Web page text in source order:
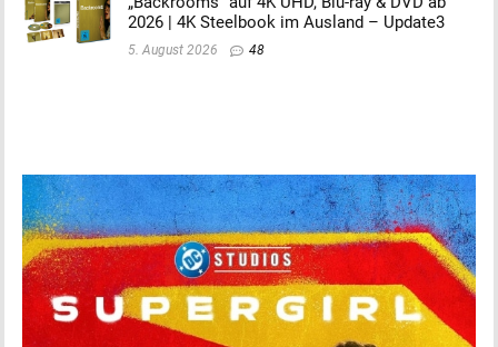
2026 | 4K Steelbook im Ausland – Update3
5. August 2026 48